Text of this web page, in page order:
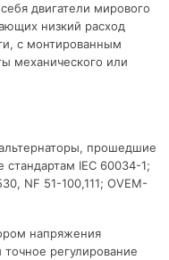
двигатели мирового
низкий расход
с монтированным
механического или
прошедшие
IEC 60034-1;
NF 51-100,111; OVEM-
напряжения
регулирование